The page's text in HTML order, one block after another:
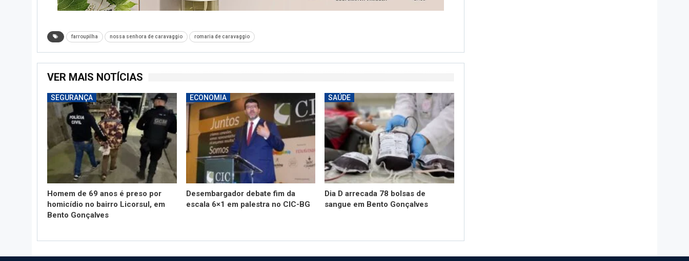
farroupilha nossa senhora de caravaggio romaria de caravaggio
VER MAIS NOTÍCIAS
SEGURANÇA
Homem de 69 anos é preso por
homicídio no bairro Licorsul, em
Bento Gonçalves
ECONOMIA
Desembargador debate fim da
escala 6×1 em palestra no CIC-BG
SAÚDE
Dia D arrecada 78 bolsas de
sangue em Bento Gonçalves